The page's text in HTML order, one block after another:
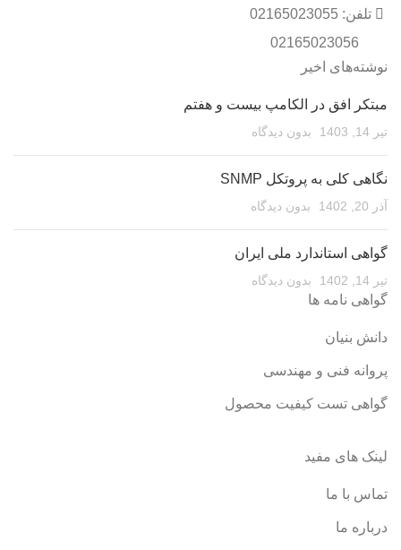
تلفن: 02165023055
نوشته‌های اخیر
مبتکر افق در الکامپ بیست و هفتم
تیر 14, 1403 بدون دیدگاه
نگاهی کلی به پروتکل SNMP
آذر 20, 1402 بدون دیدگاه
گواهی استاندارد ملی ایران
تیر 14, 1402 بدون دیدگاه
گواهی نامه ها
دانش بنیان
پروانه فنی و مهندسی
گواهی تست کیفیت محصول
لینک های مفید
تماس با ما
درباره ما